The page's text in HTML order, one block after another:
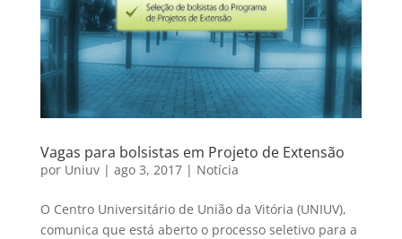
Vagas para bolsistas em Projeto de Extensão
por Uniuv| ago 3, 2017| Notícia
O Centro Universitário de União da Vitória (UNIUV),
comunica que está aberto o processo seletivo para a